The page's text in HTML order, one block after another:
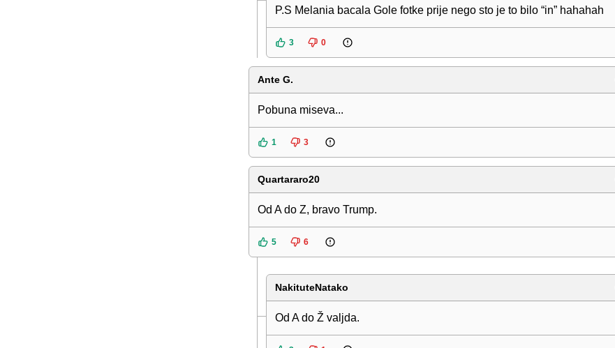
P.S Melania bacala Gole fotke prije nego sto je to bilo “in” hahahah
3 0
Ante G.
Pobuna miseva...
1 3
Quartararo20
Od A do Z, bravo Trump.
5 6
NakituteNatako
Od A do Ž valjda.